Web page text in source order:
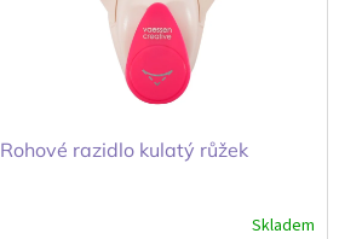
Rohové razidlo kulatý růžek
Skladem